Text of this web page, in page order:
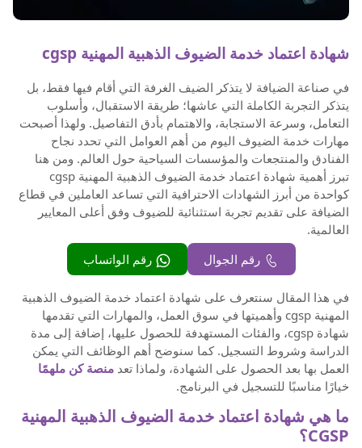
شهادة اعتماد خدمة الضيوف الذهبية المهنية cgsp
في صناعة الضيافة لا يتذكر الضيف الغرفة التي أقام فيها فقط، بل
يتذكر التجربة الكاملة التي عاشها؛ طريقة الاستقبال، وأسلوب
التعامل، وسرعة الاستجابة، والاهتمام بأدق التفاصيل. ولهذا أصبحت
مهارات خدمة الضيوف اليوم من أهم العوامل التي تحدد نجاح
الفنادق والمنتجعات والمؤسسات السياحية حول العالم. ومن هنا
تبرز أهمية شهادة اعتماد خدمة الضيوف الذهبية المهنية cgsp
كواحدة من أبرز الشهادات الاحترافية التي تساعد العاملين في قطاع
الضيافة على تقديم تجربة استثنائية للضيوف وفق أعلى المعايير
العالمية.
رقم الجوال
رقم الواتساب
في هذا المقال سنتعرف على شهادة اعتماد خدمة الضيوف الذهبية
المهنية cgsp وأهميتها في سوق العمل، والمهارات التي تقدمها
شهادة cgsp، والفئات المستهدفة للحصول عليها، إضافة إلى مدة
الدراسة وشروط التسجيل. كما سنوضح أهم الوظائف التي يمكن
العمل بها بعد الحصول على الشهادة، ولماذا تعد منصة كن ملهمًا
خيارًا مناسبًا للتسجيل في البرنامج.
ما هي شهادة اعتماد خدمة الضيوف الذهبية المهنية
CGSP؟